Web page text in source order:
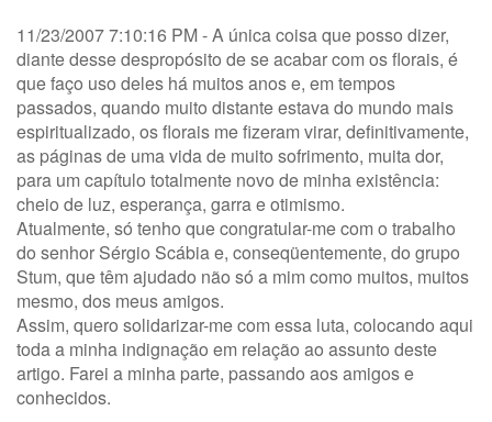
11/23/2007 7:10:16 PM - A única coisa que posso dizer,
diante desse despropósito de se acabar com os florais, é
que faço uso deles há muitos anos e, em tempos
passados, quando muito distante estava do mundo mais
espiritualizado, os florais me fizeram virar, definitivamente,
as páginas de uma vida de muito sofrimento, muita dor,
para um capítulo totalmente novo de minha existência:
cheio de luz, esperança, garra e otimismo.
Atualmente, só tenho que congratular-me com o trabalho
do senhor Sérgio Scábia e, conseqüentemente, do grupo
Stum, que têm ajudado não só a mim como muitos, muitos
mesmo, dos meus amigos.
Assim, quero solidarizar-me com essa luta, colocando aqui
toda a minha indignação em relação ao assunto deste
artigo. Farei a minha parte, passando aos amigos e
conhecidos.